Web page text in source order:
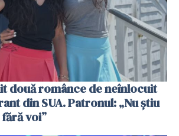
două românce de neînlocuit
din SUA. Patronul: „Nu știu
voi”